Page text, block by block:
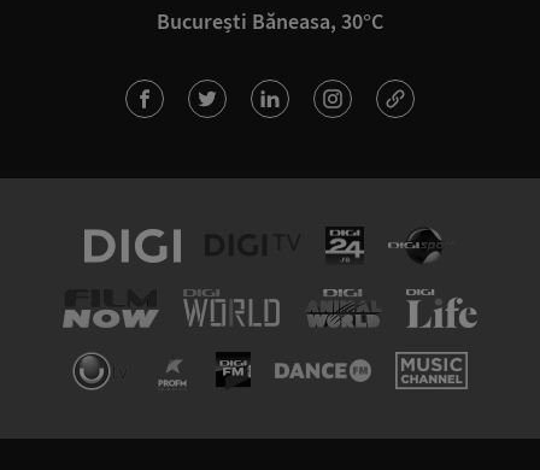
București Băneasa, 30°C